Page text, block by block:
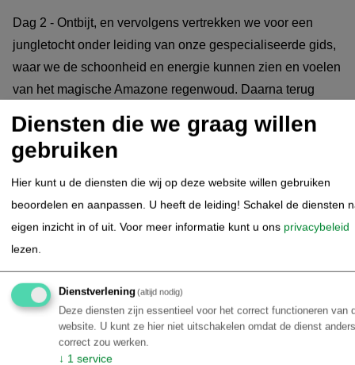
Dag 2 - Ontbijt, en vervolgens vertrekken we voor een
jungletocht onder leiding van onze gespecialiseerde gids,
waar we de schoonheid en energie kunnen zien en voelen
van het magische Amazone regenwoud. Daarna terug
gemotoriseerde kano's voor een 'visreis' om te leren over
de grote verscheidenheid aan vissen en vooral over de
beroemde piranha's. Daarna varen we terug naar de
lodge, onderweg kunt u genieten van een spectaculaire
zonsondergang. Diner en overnachting
08.08.2025Amazone Regenwoud - Amazon
Tupana Lodge (Dag 3 arrangement)
Dag 3 - Een vroege zonsopgang trip in kleine roeikano's
om de vogels en de legendarische roze dolfijnen te
Diensten die we graag willen
gebruiken
Hier kunt u de diensten die wij op deze website willen gebruiken
beoordelen en aanpassen. U heeft de leiding! Schakel de diensten
eigen inzicht in of uit. Voor meer informatie kunt u ons privacybeleid
lezen.
Dienstverlening(altijd nodig)
Deze diensten zijn essentieel voor het correct functioneren van
website. U kunt ze hier niet uitschakelen omdat de dienst
correct zou werken.
↓ 1 service